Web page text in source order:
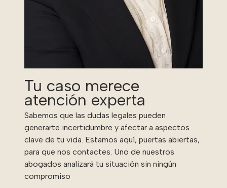
Tu caso merece
atención experta
Sabemos que las dudas legales pueden
generarte incertidumbre y afectar a aspectos
clave de tu vida. Estamos aquí, puertas abiertas,
para que nos contactes. Uno de nuestros
abogados analizará tu situación sin ningún
compromiso